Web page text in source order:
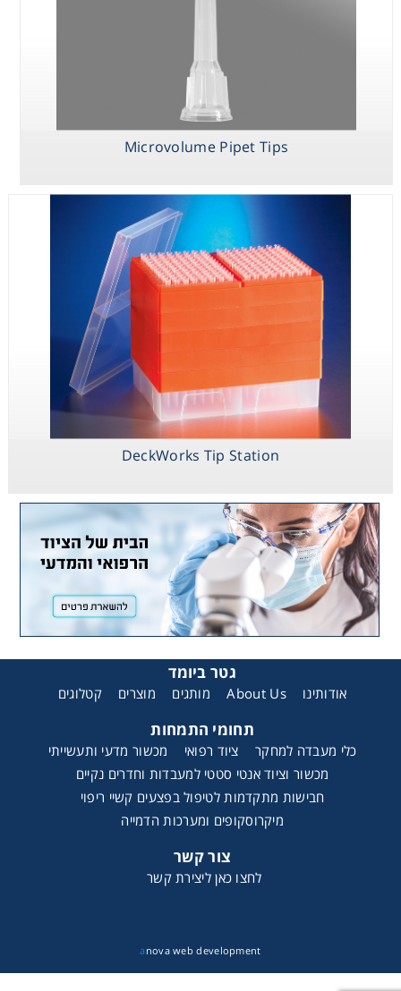
Microvolume Pipet Tips
DeckWorks Tip Station
גטר ביומד
אודותינו About Us מותגים מוצרים קטלוגים
תחומי התמחות
כלי מעבדה למחקר ציוד רפואי
מכשור מדעי ותעשייתי
מכשור וציוד אנטי סטטי למעבדות וחדרים נקיים
חבישות מתקדמות לטיפול בפצעים קשיי ריפוי
מיקרוסקופים ומערכות הדמייה
צור קשר
לחצו כאן ליצירת קשר
a nova web development